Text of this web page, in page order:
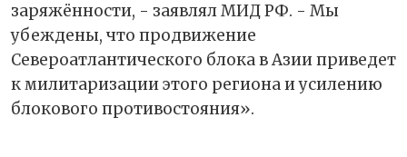
заряжённости, - заявлял МИД РФ. - Мы
убеждены, что продвижение
Североатлантического блока в Азии приведет
к милитаризации этого региона и усилению
блокового противостояния».